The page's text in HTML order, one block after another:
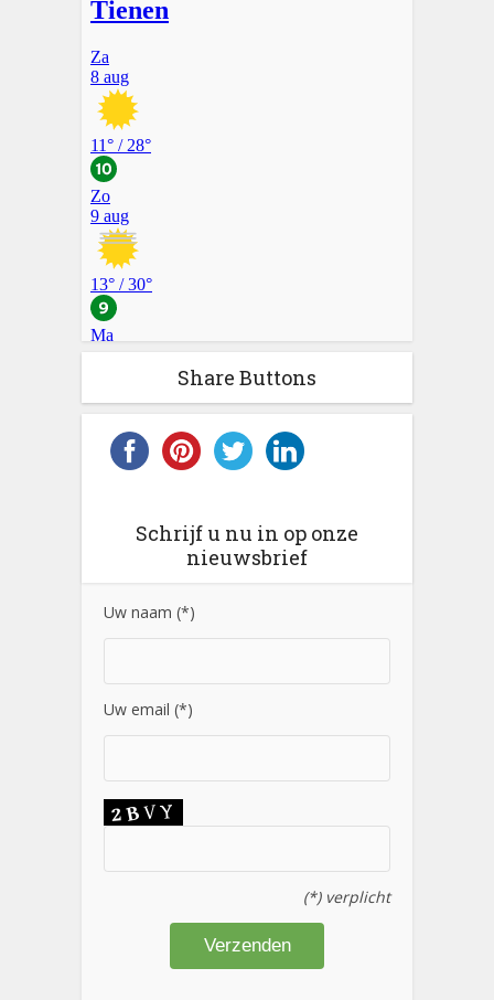
Share Buttons
Schrijf u nu in op onze
nieuwsbrief
Uw naam (*)
Uw email (*)
(*) verplicht